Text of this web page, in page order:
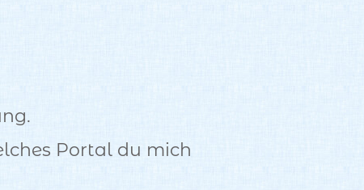
Portal du mich